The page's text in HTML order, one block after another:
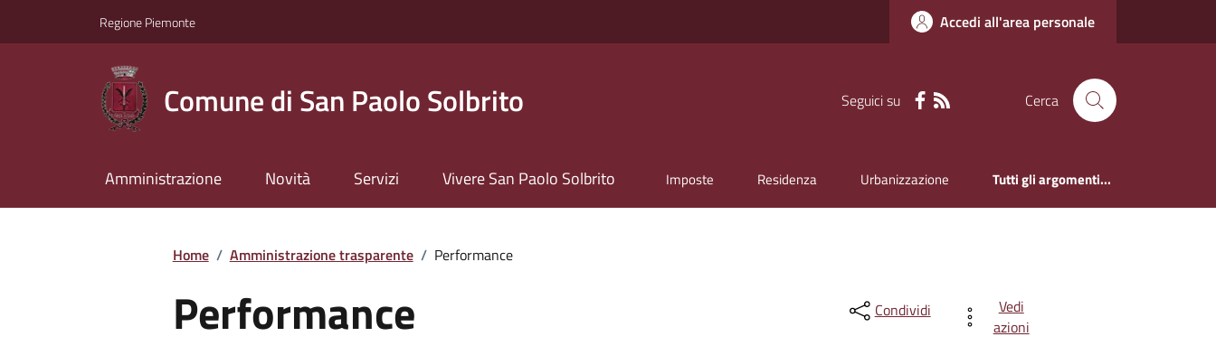
Regione Piemonte Accedi all'area personale
Comune di San Paolo Solbrito Seguici su Cerca
Amministrazione Novità Servizi Vivere San Paolo Solbrito Imposte Residenza Urbanizzazione Tutti gli argomenti...
Home / Amministrazione trasparente / Performance
Performance Condividi
Vedi
azioni